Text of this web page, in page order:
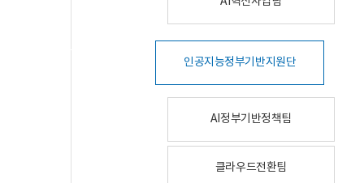
인공지능정부기반지원단
AI정부기반정책팀
클라우드전환팀